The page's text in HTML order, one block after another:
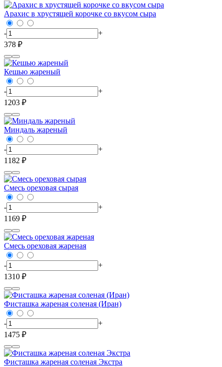
Арахис в хрустящей корочке со вкусом сыра
-
+
378 ₽
Кешью жареный
-
+
1203 ₽
Миндаль жареный
-
+
1182 ₽
Смесь ореховая сырая
-
+
1169 ₽
Смесь ореховая жареная
-
+
1310 ₽
Фисташка жареная соленая (Иран)
-
+
1475 ₽
Фисташка жареная соленая Экстра